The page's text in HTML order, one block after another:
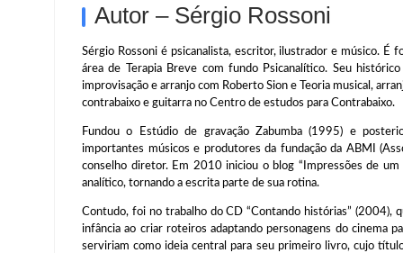
Autor – Sérgio Rossoni
Sérgio Rossoni é psicanalista, escritor, ilustrador e músico. É
área de Terapia Breve com fundo Psicanalítico. Seu
improvisação e arranjo com Roberto Sion e Teoria musical,
contrabaixo e guitarra no Centro de estudos para Contrabaixo.
Fundou o Estúdio de gravação Zabumba (1995) e
importantes músicos e produtores da fundação da ABMI
conselho diretor. Em 2010 iniciou o blog “Impressões de
analítico, tornando a escrita parte de sua rotina.
Contudo, foi no trabalho do CD “Contando histórias” (2004),
infância ao criar roteiros adaptando personagens do cinema
serviriam como ideia central para seu primeiro livro, cujo